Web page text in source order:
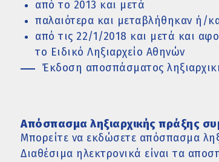
από το 2013 και μετά
παλαιότερα και μεταβλήθηκαν ή/
από τις 22/1/2018 και μετά και
το Ειδικό Ληξιαρχείο Αθηνών
Έκδοση αποσπάσματος
Απόσπασμα ληξιαρχικής πράξης
Μπορείτε να εκδώσετε απόσπασμα
Διαθέσιμα ηλεκτρονικά είναι τα